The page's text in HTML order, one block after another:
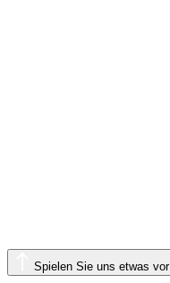
Spielen Sie uns etwas vor